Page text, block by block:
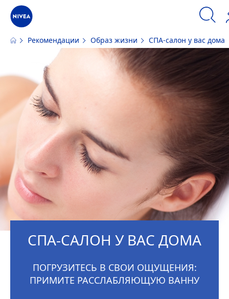
Наш сайт использует файлы cookie. Пожалуйста, ознакомьтесь с
информацией по использованию файлов cookie и аналогичных
ПРИНЯТЬ
Рекомендации Образ жизни СПА-салон у вас дома
СПА-САЛОН У ВАС ДОМА
ПОГРУЗИТЕСЬ В СВОИ ОЩУЩЕНИЯ:
ПРИМИТЕ РАССЛАБЛЯЮЩУЮ ВАННУ